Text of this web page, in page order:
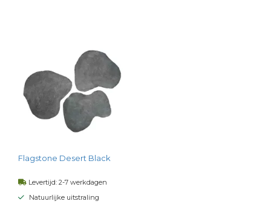
Flagstone Desert Black
Levertijd: 2-7 werkdagen
Natuurlijke uitstraling